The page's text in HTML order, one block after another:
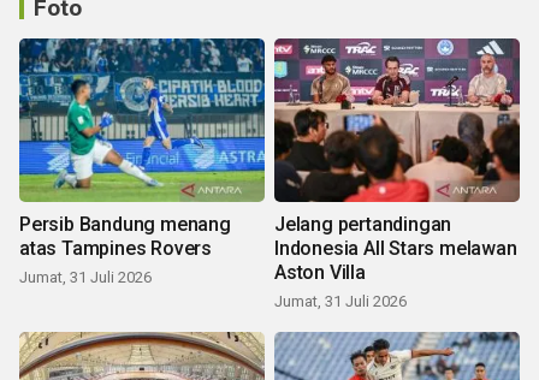
Foto
Persib Bandung menang
atas Tampines Rovers
Jumat, 31 Juli 2026
Jelang pertandingan
Indonesia All Stars melawan
Aston Villa
Jumat, 31 Juli 2026